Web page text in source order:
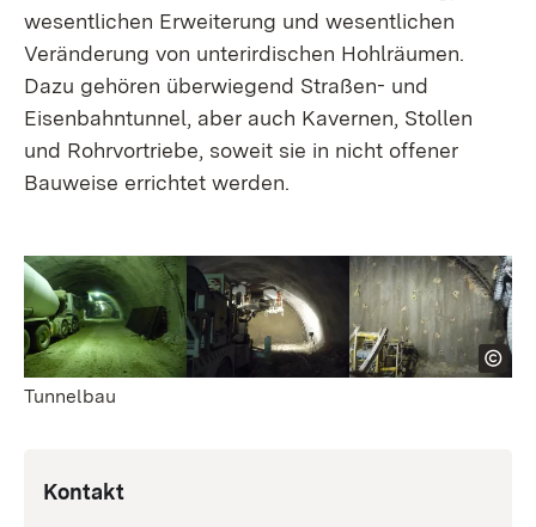
Kontakt
wesent­lichen Erweiterung und wesent­lichen
Veränderung von unter­­­irdischen Hohlräumen.
Dazu gehören überwiegend Straßen- und
Eisenbahn­­­tunnel, aber auch Kavernen, Stollen
und Rohr­­vortriebe, soweit sie in nicht offener
Bauweise errichtet werden.
Tunnelbau